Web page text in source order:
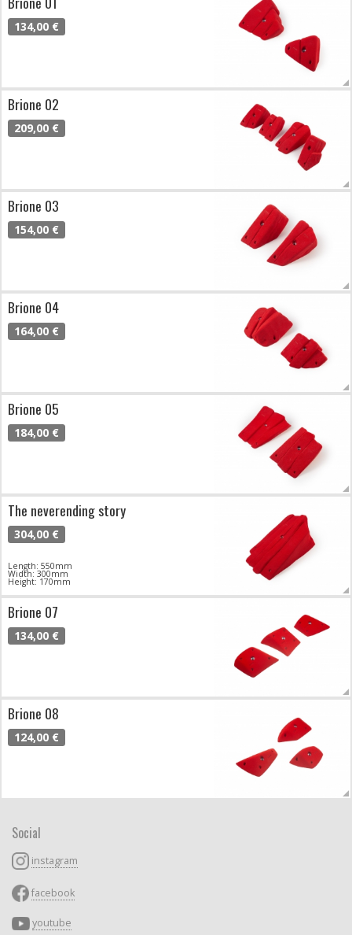
134,00 €
Brione 02
209,00 €
Brione 03
154,00 €
Brione 04
164,00 €
Brione 05
184,00 €
The neverending story
304,00 €
Length: 550mm
Width: 300mm
Height: 170mm
Brione 07
134,00 €
Brione 08
124,00 €
Social
instagram
facebook
youtube